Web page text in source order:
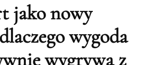
jako nowy
wygoda
wygrywa z